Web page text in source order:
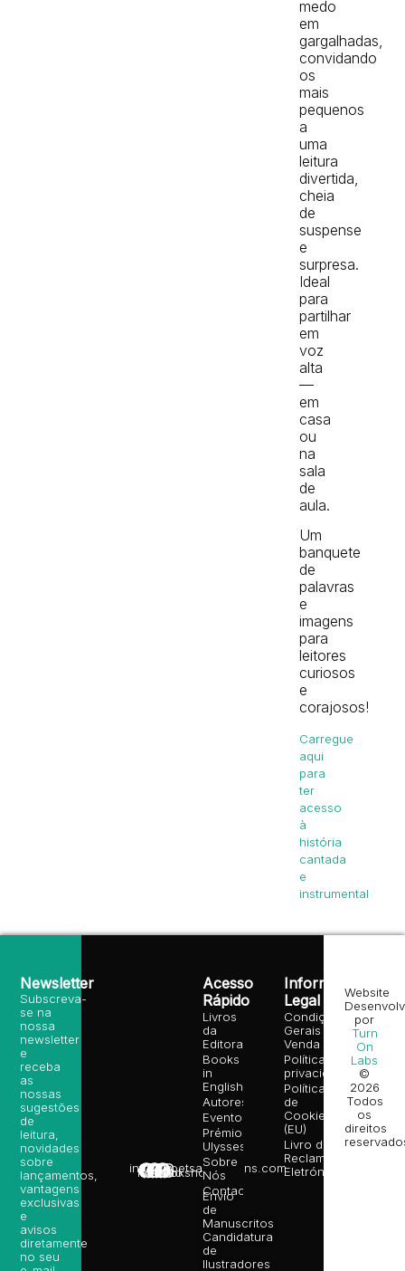
medo
em
gargalhadas,
convidando
os
mais
pequenos
a
uma
leitura
divertida,
cheia
de
suspense
e
surpresa.
Ideal
para
partilhar
em
voz
alta
—
em
casa
ou
na
sala
de
aula.
Um
banquete
de
palavras
e
imagens
para
leitores
curiosos
e
corajosos!
Carregue
aqui
para
ter
acesso
à
história
cantada
e
instrumental
info@poetsandragons.com
Infantil
Adulto
Bookshop
Acesso
Rápido
Livros
da
Editora
Books
in
English
Autores
Eventos
Prémio
Ulysses
Sobre
Nós
Contactos
Envio
de
Manuscritos
Candidatura
de
Ilustradores
Informação
Legal
Condições
Gerais de
Venda
Política de
privacidade
Política
de
Cookies
(EU)
Livro de
Reclamações
Eletrónico
Newsletter
Subscreva-
se na
nossa
newsletter
e
receba
as
nossas
sugestões
de
leitura,
novidades
sobre
lançamentos,
vantagens
exclusivas
e
avisos
diretamente
no seu
Website
por
Turn
On
Labs
©
2026
Todos
os
direitos